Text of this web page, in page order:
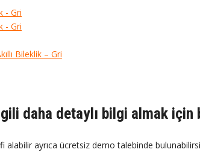
Bileklik – Gri
daha detaylı bilgi almak için
alabilir ayrıca ücretsiz demo talebinde